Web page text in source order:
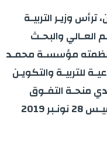
وزيـر التربيـة
العـالي والبحـث
نظمته مؤسسـة محمـد
للتربيـة والتكويـن
مسـتفيدي منحـة التفـوق
الـدراسي ” اسـتحقاق ” . وذلـك الخميـس 28 نونـبر 2019